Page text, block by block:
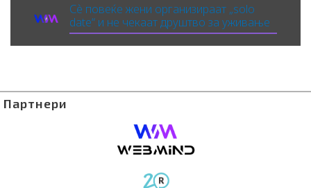
Сè повеќе жени организираат „solo
date“ и не чекаат друштво за уживање
Партнери